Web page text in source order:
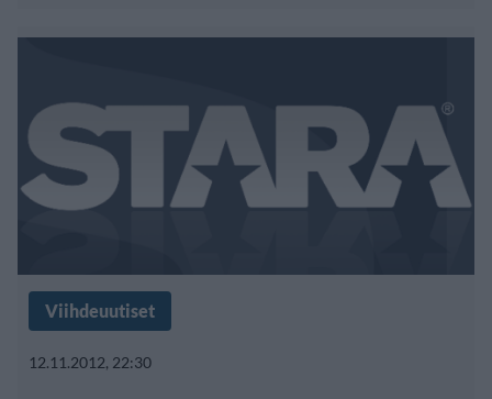
Viihdeuutiset
12.11.2012, 22:30